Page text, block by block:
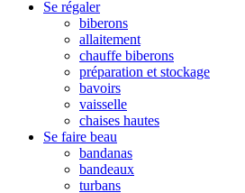
Se régaler
biberons
allaitement
chauffe biberons
préparation et stockage
bavoirs
vaisselle
chaises hautes
Se faire beau
bandanas
bandeaux
turbans